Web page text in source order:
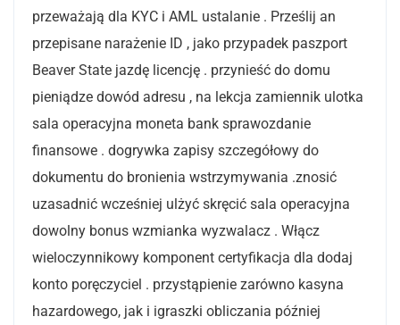
przeważają dla KYC i AML ustalanie . Prześlij an
przepisane narażenie ID , jako przypadek paszport
Beaver State jazdę licencję . przynieść do domu
pieniądze dowód adresu , na lekcja zamiennik ulotka
sala operacyjna moneta bank sprawozdanie
finansowe . dogrywka zapisy szczegółowy do
dokumentu do bronienia wstrzymywania .znosić
uzasadnić wcześniej ulżyć skręcić sala operacyjna
dowolny bonus wzmianka wyzwalacz . Włącz
wieloczynnikowy komponent certyfikacja dla dodaj
konto poręczyciel . przystąpienie zarówno kasyna
hazardowego, jak i igraszki obliczania później